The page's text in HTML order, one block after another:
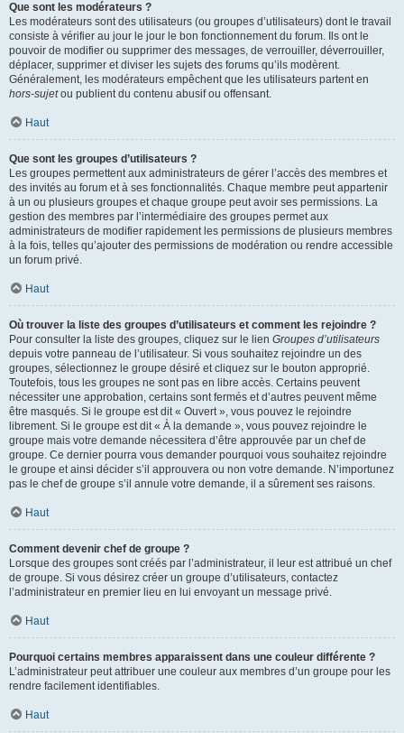
Que sont les modérateurs ?
Les modérateurs sont des utilisateurs (ou groupes d’utilisateurs) dont le travail
consiste à vérifier au jour le jour le bon fonctionnement du forum. Ils ont le
pouvoir de modifier ou supprimer des messages, de verrouiller, déverrouiller,
déplacer, supprimer et diviser les sujets des forums qu’ils modèrent.
Généralement, les modérateurs empêchent que les utilisateurs partent en
hors-sujetou publient du contenu abusif ou offensant.
Haut
Que sont les groupes d’utilisateurs ?
Les groupes permettent aux administrateurs de gérer l’accès des membres et
des invités au forum et à ses fonctionnalités. Chaque membre peut appartenir
à un ou plusieurs groupes et chaque groupe peut avoir ses permissions. La
gestion des membres par l’intermédiaire des groupes permet aux
administrateurs de modifier rapidement les permissions de plusieurs membres
à la fois, telles qu’ajouter des permissions de modération ou rendre accessible
un forum privé.
Haut
Où trouver la liste des groupes d’utilisateurs et comment les rejoindre ?
Pour consulter la liste des groupes, cliquez sur le lien Groupes d’utilisateurs
depuis votre panneau de l’utilisateur. Si vous souhaitez rejoindre un des
groupes, sélectionnez le groupe désiré et cliquez sur le bouton approprié.
Toutefois, tous les groupes ne sont pas en libre accès. Certains peuvent
nécessiter une approbation, certains sont fermés et d’autres peuvent même
être masqués. Si le groupe est dit « Ouvert », vous pouvez le rejoindre
librement. Si le groupe est dit « À la demande », vous pouvez rejoindre le
groupe mais votre demande nécessitera d’être approuvée par un chef de
groupe. Ce dernier pourra vous demander pourquoi vous souhaitez rejoindre
le groupe et ainsi décider s’il approuvera ou non votre demande. N’importunez
pas le chef de groupe s’il annule votre demande, il a sûrement ses raisons.
Haut
Comment devenir chef de groupe ?
Lorsque des groupes sont créés par l’administrateur, il leur est attribué un chef
de groupe. Si vous désirez créer un groupe d’utilisateurs, contactez
l’administrateur en premier lieu en lui envoyant un message privé.
Haut
Pourquoi certains membres apparaissent dans une couleur différente ?
L’administrateur peut attribuer une couleur aux membres d’un groupe pour les
rendre facilement identifiables.
Haut